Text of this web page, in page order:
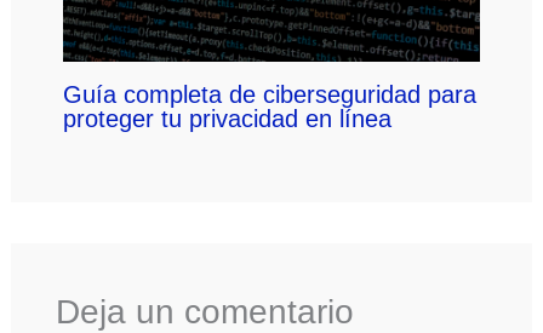
Guía completa de ciberseguridad para
proteger tu privacidad en línea
Deja un comentario